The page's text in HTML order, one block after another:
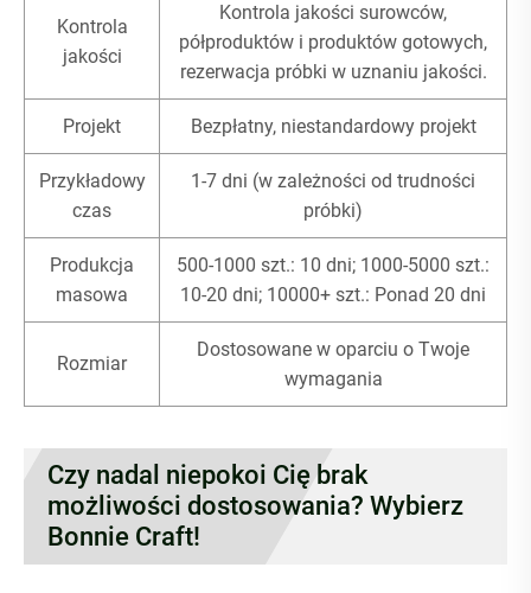
Kontrola
jakości
Kontrola jakości surowców,
półproduktów i produktów gotowych,
rezerwacja próbki w uznaniu jakości.
Projekt Bezpłatny, niestandardowy projekt
Przykładowy
czas
1-7 dni (w zależności od trudności
próbki)
Produkcja
masowa
500-1000 szt.: 10 dni; 1000-5000 szt.:
10-20 dni; 10000+ szt.: Ponad 20 dni
Rozmiar
Dostosowane w oparciu o Twoje
wymagania
Czy nadal niepokoi Cię brak
możliwości dostosowania? Wybierz
Bonnie Craft!